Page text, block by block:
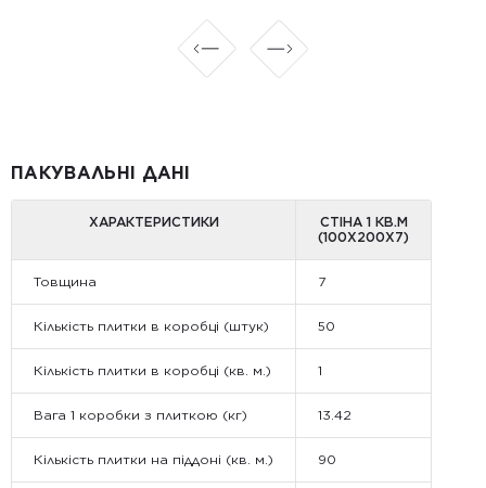
ПАКУВАЛЬНІ ДАНІ
ХАРАКТЕРИСТИКИ
СТІНА 1 КВ.М
(100Х200Х7)
Товщина 7
Кількість плитки в коробці (штук) 50
Кількість плитки в коробці (кв. м.) 1
Вага 1 коробки з плиткою (кг) 13.42
Кількість плитки на піддоні (кв. м.) 90